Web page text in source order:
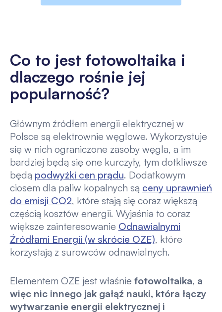
Co to jest fotowoltaika i
dlaczego rośnie jej
popularność?
Głównym źródłem energii elektrycznej w
Polsce są elektrownie węglowe. Wykorzystuje
się w nich ograniczone zasoby węgla, a im
bardziej będą się one kurczyły, tym dotkliwsze
będą podwyżki cen prądu. Dodatkowym
ciosem dla paliw kopalnych są ceny uprawnień
do emisji CO2, które stają się coraz większą
częścią kosztów energii. Wyjaśnia to coraz
większe zainteresowanie Odnawialnymi
Źródłami Energii (w skrócie OZE), które
korzystają z surowców odnawialnych.
Elementem OZE jest właśnie fotowoltaika, a
więc nic innego jak gałąź nauki, która łączy
wytwarzanie energii elektrycznej i